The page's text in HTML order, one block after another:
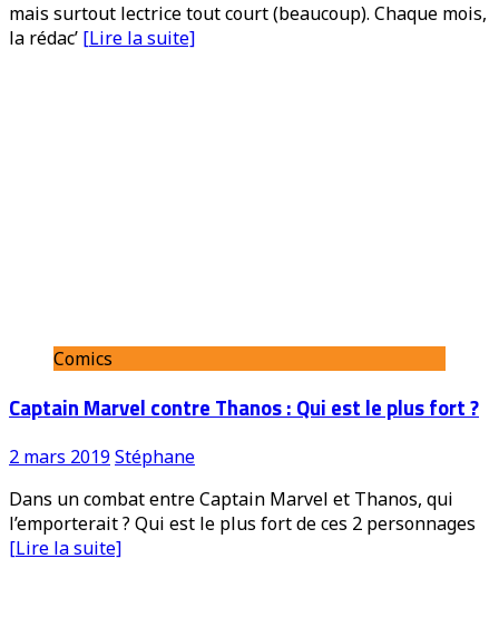
mais surtout lectrice tout court (beaucoup). Chaque mois,
la rédac’ [Lire la suite]
Comics
Captain Marvel contre Thanos : Qui est le plus fort ?
2 mars 2019Stéphane
Dans un combat entre Captain Marvel et Thanos, qui
l’emporterait ? Qui est le plus fort de ces 2 personnages
[Lire la suite]